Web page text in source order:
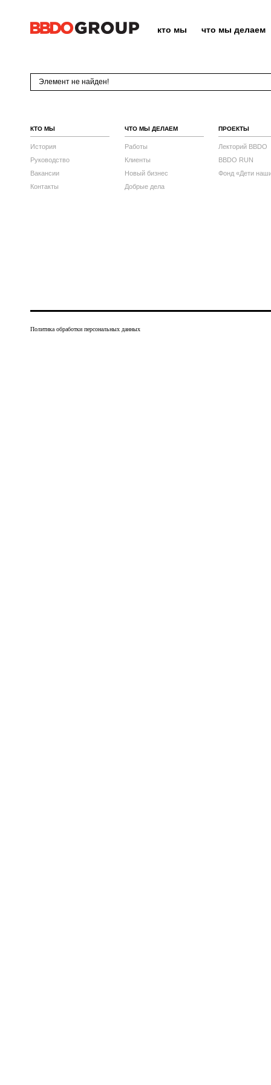
кто мы что мы делаем
Элемент не найден!
КТО МЫ
История
Руководство
Вакансии
Контакты
ЧТО МЫ ДЕЛАЕМ
Работы
Клиенты
Новый бизнес
Добрые дела
ПРОЕКТЫ
Лекторий BBDO
BBDO RUN
Фонд «Дети
Политика обработки персональных данных